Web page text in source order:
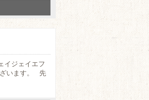
イジェイエフ
ざいます。 先